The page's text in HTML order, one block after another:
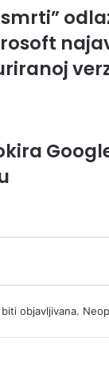
objavljivana.